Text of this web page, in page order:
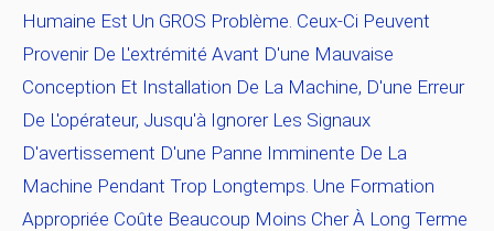
Humaine Est Un GROS Problème. Ceux-Ci Peuvent
Provenir De L'extrémité Avant D'une Mauvaise
Conception Et Installation De La Machine, D'une Erreur
De L'opérateur, Jusqu'à Ignorer Les Signaux
D'avertissement D'une Panne Imminente De La
Machine Pendant Trop Longtemps. Une Formation
Appropriée Coûte Beaucoup Moins Cher À Long Terme